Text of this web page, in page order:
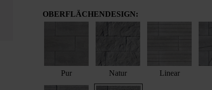
OBERFLÄCHENDESIGN:
Pur Natur Linear